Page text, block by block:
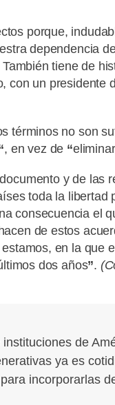
porque,
dependencia
tiene de
con un presidente
términos no son
, en vez de “
y de las
toda la libertad
consecuencia el
de estos
en la que
dos años”.
de
ya es
incorporarlas